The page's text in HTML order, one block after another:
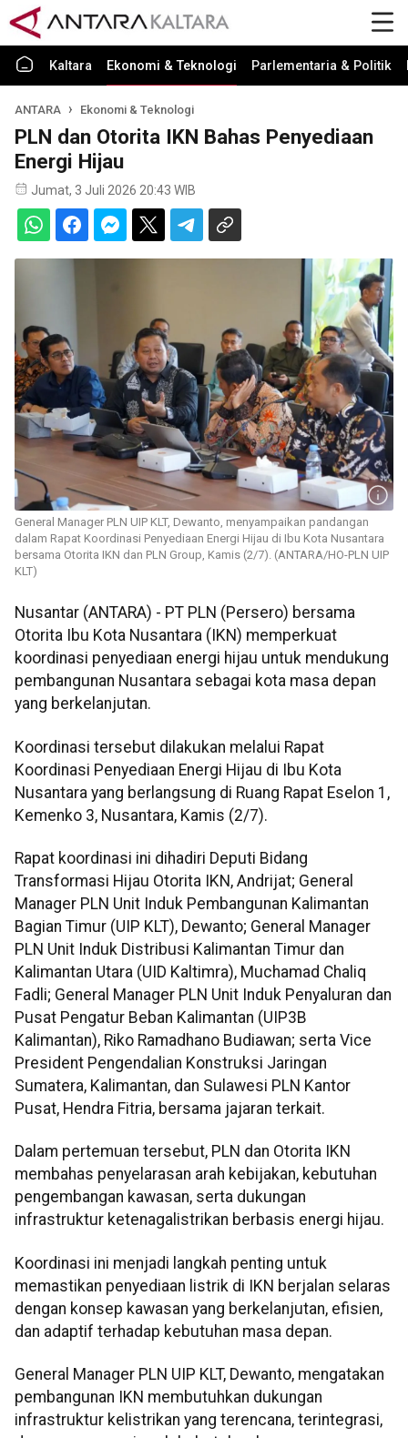
Kaltara Ekonomi & Teknologi Parlementaria & Politik
ANTARA Ekonomi & Teknologi
PLN dan Otorita IKN Bahas Penyediaan
Energi Hijau
Jumat, 3 Juli 2026 20:43 WIB
General Manager PLN UIP KLT, Dewanto, menyampaikan pandangan
dalam Rapat Koordinasi Penyediaan Energi Hijau di Ibu Kota Nusantara
bersama Otorita IKN dan PLN Group, Kamis (2/7). (ANTARA/HO-PLN UIP
KLT)
Nusantar (ANTARA) - PT PLN (Persero) bersama
Otorita Ibu Kota Nusantara (IKN) memperkuat
koordinasi penyediaan energi hijau untuk mendukung
pembangunan Nusantara sebagai kota masa depan
yang berkelanjutan.
Koordinasi tersebut dilakukan melalui Rapat
Koordinasi Penyediaan Energi Hijau di Ibu Kota
Nusantara yang berlangsung di Ruang Rapat Eselon 1,
Kemenko 3, Nusantara, Kamis (2/7).
Rapat koordinasi ini dihadiri Deputi Bidang
Transformasi Hijau Otorita IKN, Andrijat; General
Manager PLN Unit Induk Pembangunan Kalimantan
Bagian Timur (UIP KLT), Dewanto; General Manager
PLN Unit Induk Distribusi Kalimantan Timur dan
Kalimantan Utara (UID Kaltimra), Muchamad Chaliq
Fadli; General Manager PLN Unit Induk Penyaluran dan
Pusat Pengatur Beban Kalimantan (UIP3B
Kalimantan), Riko Ramadhano Budiawan; serta Vice
President Pengendalian Konstruksi Jaringan
Sumatera, Kalimantan, dan Sulawesi PLN Kantor
Pusat, Hendra Fitria, bersama jajaran terkait.
Dalam pertemuan tersebut, PLN dan Otorita IKN
membahas penyelarasan arah kebijakan, kebutuhan
pengembangan kawasan, serta dukungan
infrastruktur ketenagalistrikan berbasis energi hijau.
Koordinasi ini menjadi langkah penting untuk
memastikan penyediaan listrik di IKN berjalan selaras
dengan konsep kawasan yang berkelanjutan, efisien,
dan adaptif terhadap kebutuhan masa depan.
General Manager PLN UIP KLT, Dewanto, mengatakan
pembangunan IKN membutuhkan dukungan
infrastruktur kelistrikan yang terencana, terintegrasi,